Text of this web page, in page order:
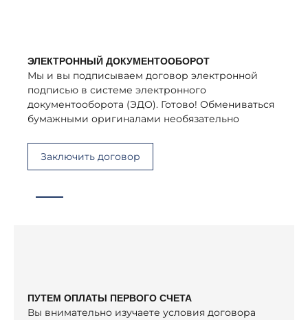
ЭЛЕКТРОННЫЙ ДОКУМЕНТООБОРОТ
Мы и вы подписываем договор электронной
подписью в системе электронного
документооборота (ЭДО). Готово! Обмениваться
бумажными оригиналами необязательно
Заключить договор
ПУТЕМ ОПЛАТЫ ПЕРВОГО СЧЕТА
Вы внимательно изучаете условия договора